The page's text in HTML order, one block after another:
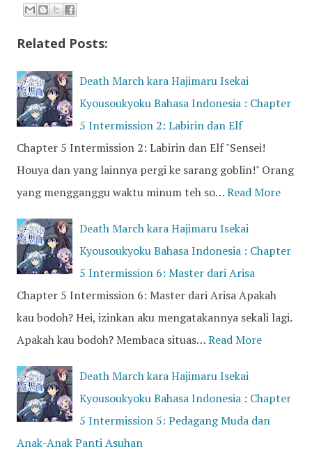
Related Posts:
Death March kara Hajimaru Isekai
Kyousoukyoku Bahasa Indonesia : Chapter
5 Intermission 2: Labirin dan Elf
Chapter 5 Intermission 2: Labirin dan Elf "Sensei!
Houya dan yang lainnya pergi ke sarang goblin!" Orang
yang mengganggu waktu minum teh so…Read More
Death March kara Hajimaru Isekai
Kyousoukyoku Bahasa Indonesia : Chapter
5 Intermission 6: Master dari Arisa
Chapter 5 Intermission 6: Master dari Arisa Apakah
kau bodoh? Hei, izinkan aku mengatakannya sekali lagi.
Apakah kau bodoh? Membaca situas…Read More
Death March kara Hajimaru Isekai
Kyousoukyoku Bahasa Indonesia : Chapter
5 Intermission 5: Pedagang Muda dan
Anak-Anak Panti Asuhan